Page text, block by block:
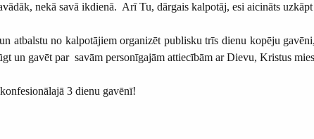
nekā savā ikdienā. Arī Tu, dārgais kalpotāj, esi aicināts
atbalstu no kalpotājiem organizēt publisku trīs dienu kopēju
un gavēt par savām personīgajām attiecībām ar Dievu, Kristus
3 dienu gavēnī!